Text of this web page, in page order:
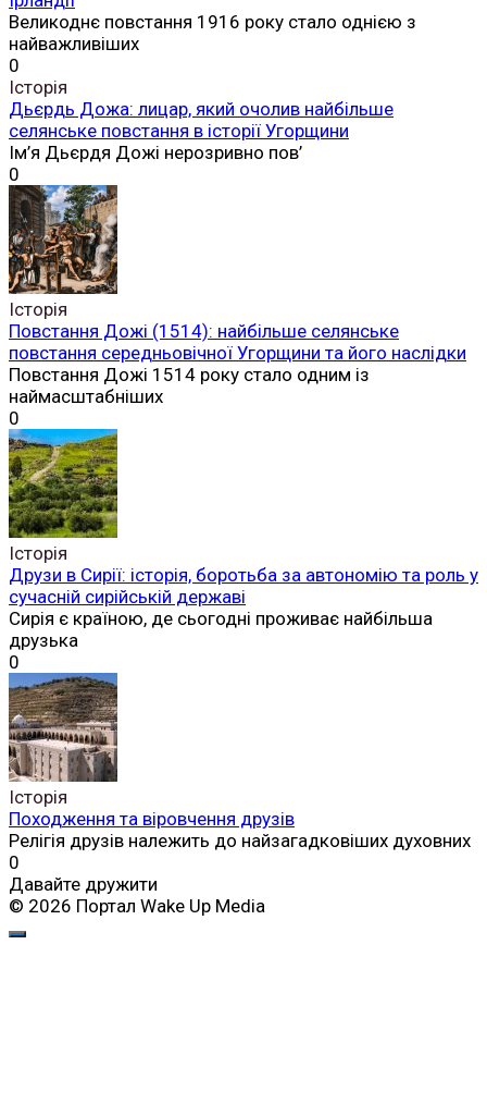
Великоднє повстання 1916 року стало однією з
найважливіших
0
Історія
Дьєрдь Дожа: лицар, який очолив найбільше
селянське повстання в історії Угорщини
Ім’я Дьєрдя Дожі нерозривно пов’
0
Історія
Повстання Дожі (1514): найбільше селянське
повстання середньовічної Угорщини та його наслідки
Повстання Дожі 1514 року стало одним із
наймасштабніших
0
Історія
Друзи в Сирії: історія, боротьба за автономію та роль у
сучасній сирійській державі
Сирія є країною, де сьогодні проживає найбільша
друзька
0
Історія
Походження та віровчення друзів
Релігія друзів належить до найзагадковіших духовних
0
Давайте дружити
© 2026 Портал Wake Up Media